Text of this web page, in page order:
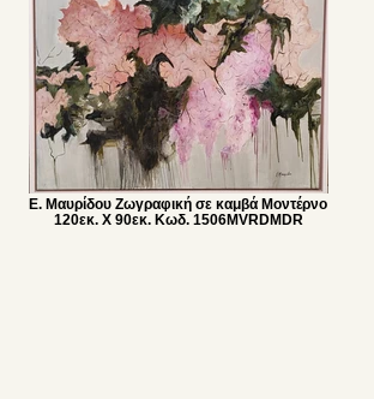
Ε. Μαυρίδου Ζωγραφική σε καμβά Μοντέρνο
120εκ. Χ 90εκ. Κωδ. 1506MVRDMDR